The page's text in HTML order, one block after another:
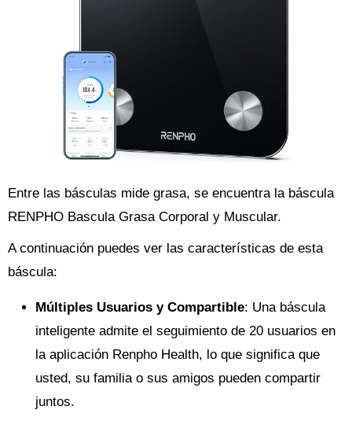
Entre las básculas mide grasa, se encuentra la báscula
RENPHO Bascula Grasa Corporal y Muscular.
A continuación puedes ver las características de esta
báscula:
Múltiples Usuarios y Compartible: Una báscula
inteligente admite el seguimiento de 20 usuarios en
la aplicación Renpho Health, lo que significa que
usted, su familia o sus amigos pueden compartir
juntos.